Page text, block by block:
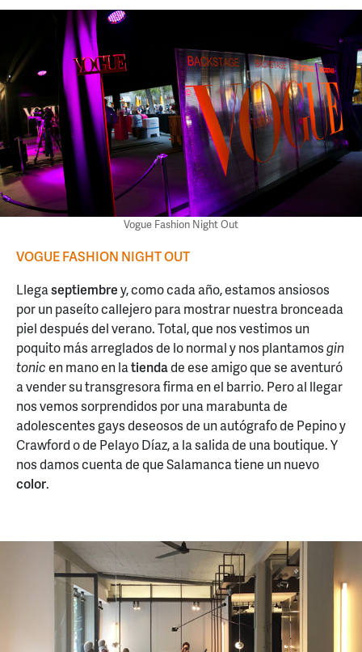
Vogue Fashion Night Out
VOGUE FASHION NIGHT OUT
Llegaseptiembrey, como cada año, estamos ansiosos
por un paseíto callejero para mostrar nuestra bronceada
piel después del verano. Total, que nos vestimos un
poquito más arreglados de lo normal y nos plantamosgin
tonicen mano en latiendade ese amigo que se aventuró
a vender su transgresora firma en el barrio. Pero al llegar
nos vemos sorprendidos por una marabunta de
adolescentes gays deseosos de un autógrafo de Pepino y
Crawford o de Pelayo Díaz, a la salida de una boutique. Y
nos damos cuenta de que Salamanca tiene un nuevo
color.